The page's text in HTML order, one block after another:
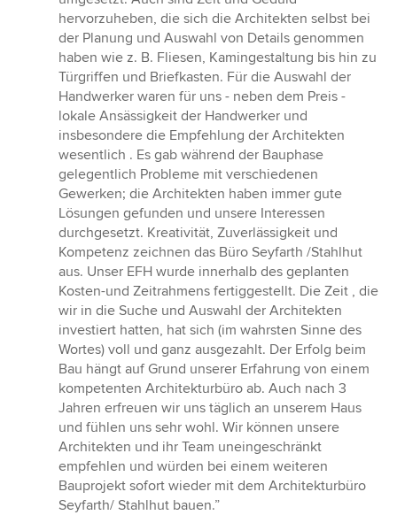
hervorzuheben, die sich die Architekten selbst bei
der Planung und Auswahl von Details genommen
haben wie z. B. Fliesen, Kamingestaltung bis hin zu
Türgriffen und Briefkasten. Für die Auswahl der
Handwerker waren für uns - neben dem Preis -
lokale Ansässigkeit der Handwerker und
insbesondere die Empfehlung der Architekten
wesentlich . Es gab während der Bauphase
gelegentlich Probleme mit verschiedenen
Gewerken; die Architekten haben immer gute
Lösungen gefunden und unsere Interessen
durchgesetzt. Kreativität, Zuverlässigkeit und
Kompetenz zeichnen das Büro Seyfarth /Stahlhut
aus. Unser EFH wurde innerhalb des geplanten
Kosten-und Zeitrahmens fertiggestellt. Die Zeit , die
wir in die Suche und Auswahl der Architekten
investiert hatten, hat sich (im wahrsten Sinne des
Wortes) voll und ganz ausgezahlt. Der Erfolg beim
Bau hängt auf Grund unserer Erfahrung von einem
kompetenten Architekturbüro ab. Auch nach 3
Jahren erfreuen wir uns täglich an unserem Haus
und fühlen uns sehr wohl. Wir können unsere
Architekten und ihr Team uneingeschränkt
empfehlen und würden bei einem weiteren
Bauprojekt sofort wieder mit dem Architekturbüro
Seyfarth/ Stahlhut bauen.”